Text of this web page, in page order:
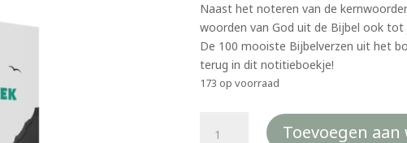
Naast het noteren van de
woorden van God uit de Bijbel ook
De 100 mooiste Bijbelverzen uit het
terug in dit notitieboekje!
173 op voorraad
Toevoegen